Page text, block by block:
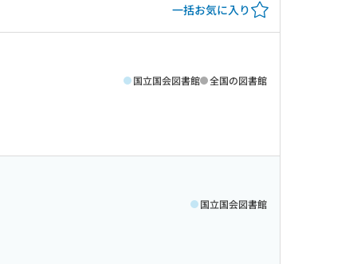
一括お気に入り
国立国会図書館 全国の図書館
国立国会図書館